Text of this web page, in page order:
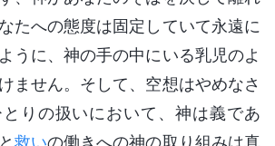
たへの態度は固定していて永遠に
うに、神の手の中にいる乳児のよ
ません。そして、空想はやめなさ
りの扱いにおいて、神は義であ
救いの働きへの神の取り組みは真